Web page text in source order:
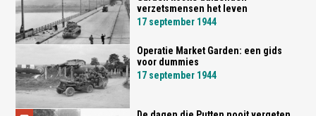
verzetsmensen het leven
17 september 1944
Operatie Market Garden: een gids
voor dummies
17 september 1944